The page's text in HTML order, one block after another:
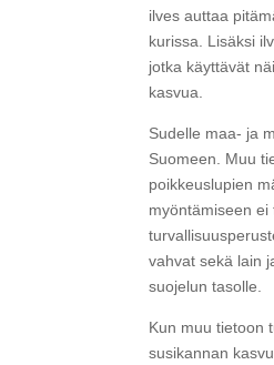
ilves auttaa
kurissa. Lisäksi
jotka käyttävät
kasvua.
Sudelle maa- ja
Suomeen. Muu
poikkeuslupien
myöntämiseen
vahvat sekä lain
suojelun tasolle.
Kun muu tietoon
susikannan